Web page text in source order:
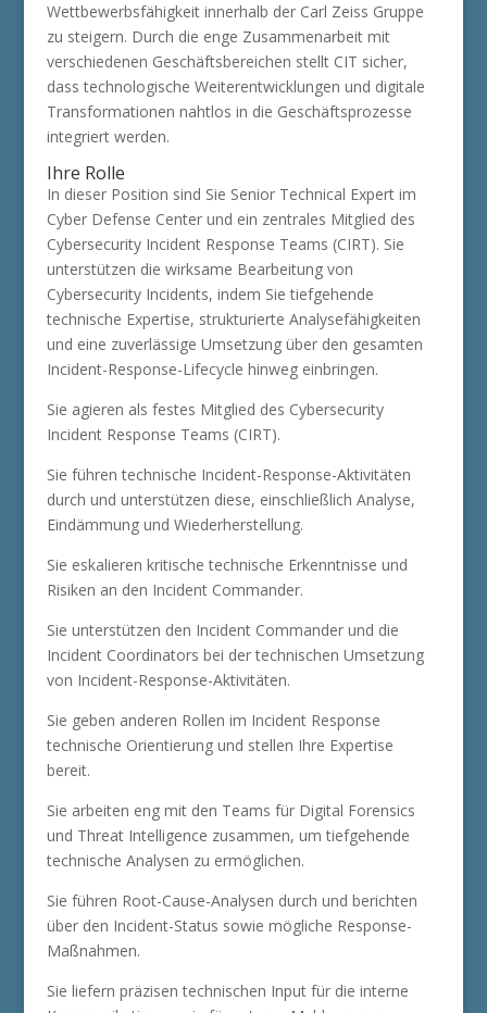
Wettbewerbsfähigkeit innerhalb der Carl Zeiss Gruppe
zu steigern. Durch die enge Zusammenarbeit mit
verschiedenen Geschäftsbereichen stellt CIT sicher,
dass technologische Weiterentwicklungen und digitale
Transformationen nahtlos in die Geschäftsprozesse
integriert werden.
Ihre Rolle
In dieser Position sind Sie Senior Technical Expert im
Cyber Defense Center und ein zentrales Mitglied des
Cybersecurity Incident Response Teams (CIRT). Sie
unterstützen die wirksame Bearbeitung von
Cybersecurity Incidents, indem Sie tiefgehende
technische Expertise, strukturierte Analysefähigkeiten
und eine zuverlässige Umsetzung über den gesamten
Incident-Response-Lifecycle hinweg einbringen.
Sie agieren als festes Mitglied des Cybersecurity
Incident Response Teams (CIRT).
Sie führen technische Incident-Response-Aktivitäten
durch und unterstützen diese, einschließlich Analyse,
Eindämmung und Wiederherstellung.
Sie eskalieren kritische technische Erkenntnisse und
Risiken an den Incident Commander.
Sie unterstützen den Incident Commander und die
Incident Coordinators bei der technischen Umsetzung
von Incident-Response-Aktivitäten.
Sie geben anderen Rollen im Incident Response
technische Orientierung und stellen Ihre Expertise
bereit.
Sie arbeiten eng mit den Teams für Digital Forensics
und Threat Intelligence zusammen, um tiefgehende
technische Analysen zu ermöglichen.
Sie führen Root-Cause-Analysen durch und berichten
über den Incident-Status sowie mögliche Response-
Maßnahmen.
Sie liefern präzisen technischen Input für die interne